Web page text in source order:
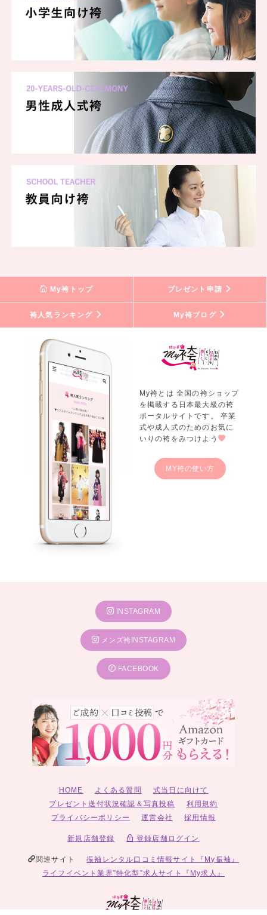
My袴トップ プレゼント申請
袴人気ランキング My袴ブログ
My袴とは 全国の袴ショップ
を掲載する日本最大級の袴
ポータルサイトです。 卒業
式や成人式のためのお気に
いりの袴をみつけよう
MY袴の使い方
INSTAGRAM
メンズ袴INSTAGRAM
FACEBOOK
HOME よくある質問
式当日に向けて
プレゼント送付状況確認＆写真投稿
利用規約
プライバシーポリシー
運営会社 採用情報
新規店舗登録 登録店舗ログイン
関連サイト
振袖レンタル口コミ情報サイト『My振袖』
ライフイベント業界”特化型”求人サイト『My求人』